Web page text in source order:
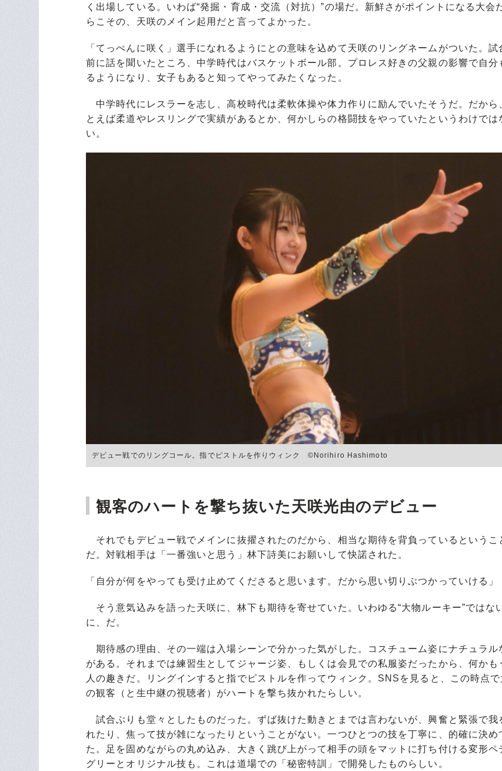
く出場している。いわば“発掘・育成・交流（対抗）”の場だ。新鮮さがポイントになる大会
らこその、天咲のメイン起用だと言ってよかった。
「てっぺんに咲く」選手になれるようにとの意味を込めて天咲のリングネームがついた。試
前に話を聞いたところ、中学時代はバスケットボール部。プロレス好きの父親の影響で自分
るようになり、女子もあると知ってやってみたくなった。
中学時代にレスラーを志し、高校時代は柔軟体操や体力作りに励んでいたそうだ。だから
とえば柔道やレスリングで実績があるとか、何かしらの格闘技をやっていたというわけでは
い。
デビュー戦でのリングコール。指でピストルを作りウィンク ©Norihiro Hashimoto
観客のハートを撃ち抜いた天咲光由のデビュー
それでもデビュー戦でメインに抜擢されたのだから、相当な期待を背負っているというこ
だ。対戦相手は「一番強いと思う」林下詩美にお願いして快諾された。
「自分が何をやっても受け止めてくださると思います。だから思い切りぶつかっていける」
そう意気込みを語った天咲に、林下も期待を寄せていた。いわゆる“大物ルーキー”ではな
に、だ。
期待感の理由、その一端は入場シーンで分かった気がした。コスチューム姿にナチュラル
がある。それまでは練習生としてジャージ姿、もしくは会見での私服姿だったから、何かも
人の趣きだ。リングインすると指でピストルを作ってウィンク。SNSを見ると、この時点で
の観客（と生中継の視聴者）がハートを撃ち抜かれたらしい。
試合ぶりも堂々としたものだった。ずば抜けた動きとまでは言わないが、興奮と緊張で我
れたり、焦って技が雑になったりということがない。一つひとつの技を丁寧に、的確に決め
た。足を固めながらの丸め込み、大きく跳び上がって相手の頭をマットに打ち付ける変形ペ
グリーとオリジナル技も。これは道場での「秘密特訓」で開発したものらしい。